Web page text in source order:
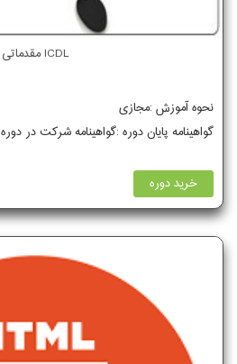
ICDL مقدماتی
نحوه آموزش :مجازی
گواهینامه پایان دوره :گواهینامه شرکت در دوره
خرید دوره